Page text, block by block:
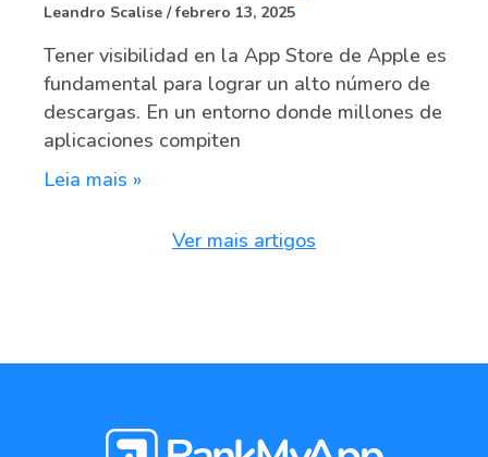
Leandro Scalise febrero 13, 2025
Tener visibilidad en la App Store de Apple es
fundamental para lograr un alto número de
descargas. En un entorno donde millones de
aplicaciones compiten
Leia mais »
Ver mais artigos